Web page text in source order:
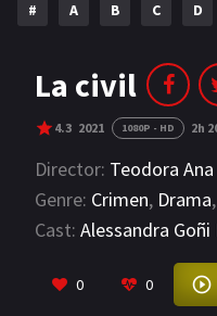
AÑOS
2023
2021
2019
2002
# A B C D
La civil
4.3 2021 1080P - HD 2h
Director: Teodora
Genre: Crimen, Drama,
Cast: Alessandra Goñi
VIEW MORE
0 0